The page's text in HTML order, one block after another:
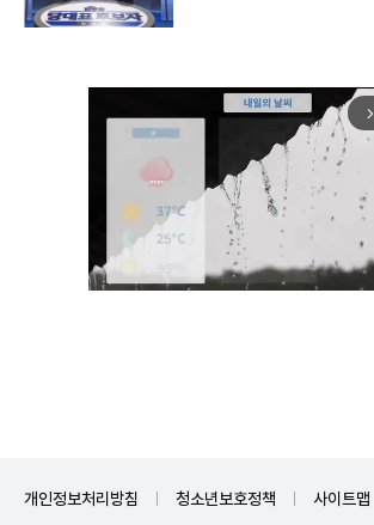
arrow_forward_ios
개인정보처리방침 청소년보호정책 사이트맵